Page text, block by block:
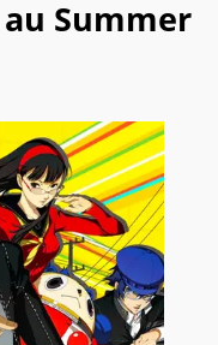
Summer